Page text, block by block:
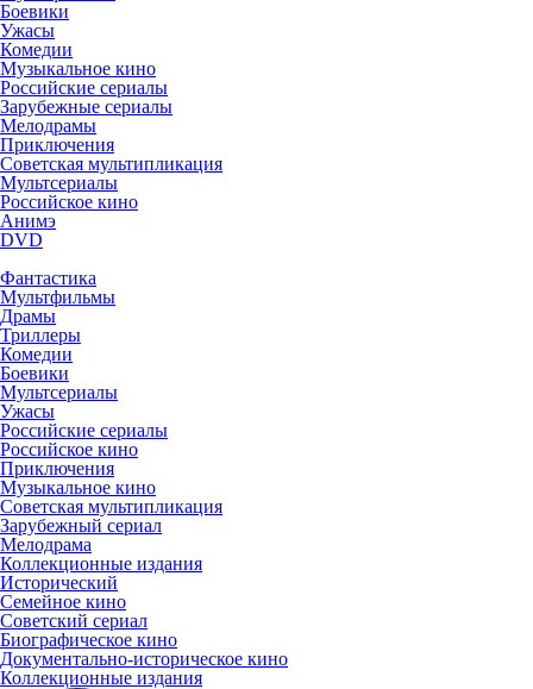
Боевики
Ужасы
Комедии
Музыкальное кино
Российские сериалы
Зарубежные сериалы
Мелодрамы
Приключения
Советская мультипликация
Мультсериалы
Российское кино
Анимэ
DVD
Фантастика
Мультфильмы
Драмы
Триллеры
Комедии
Боевики
Мультсериалы
Ужасы
Российские сериалы
Российское кино
Приключения
Музыкальное кино
Советская мультипликация
Зарубежный сериал
Мелодрама
Коллекционные издания
Исторический
Семейное кино
Советский сериал
Биографическое кино
Документально-историческое кино
Коллекционные издания